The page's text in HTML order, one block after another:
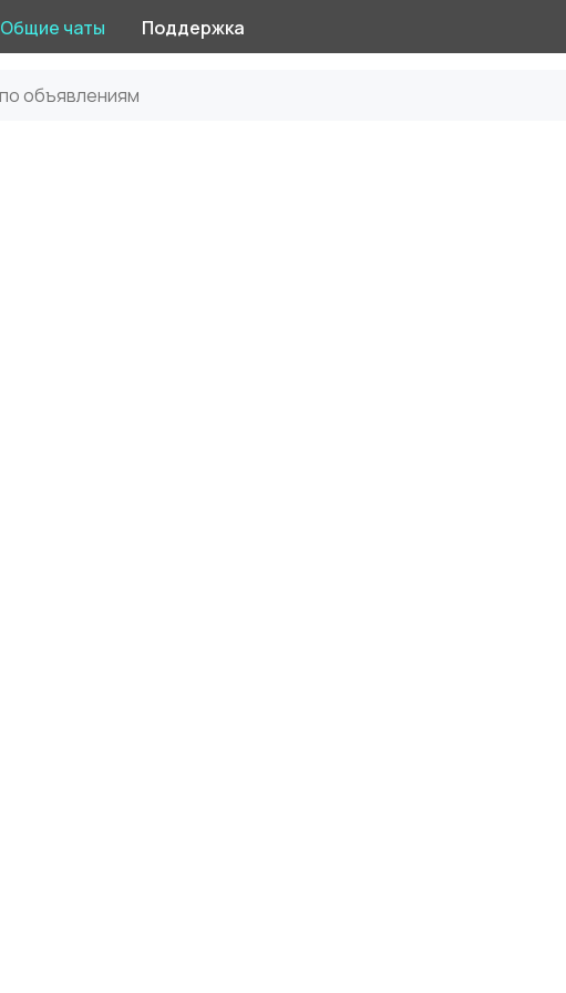
Общие чаты Поддержка